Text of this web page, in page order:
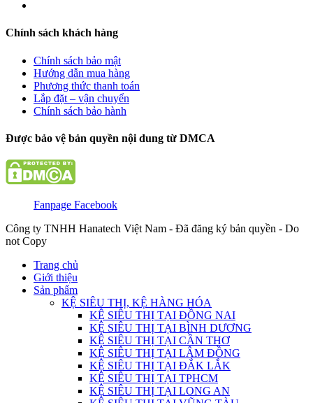
Chính sách khách hàng
Chính sách bảo mật
Hướng dẫn mua hàng
Phương thức thanh toán
Lắp đặt – vận chuyển
Chính sách bảo hành
Được bảo vệ bản quyền nội dung từ DMCA
Fanpage Facebook
Công ty TNHH Hanatech Việt Nam - Đã đăng ký bản quyền - Do
not Copy
Trang chủ
Giới thiệu
Sản phẩm
KỆ SIÊU THỊ, KỆ HÀNG HÓA
KỆ SIÊU THỊ TẠI ĐỒNG NAI
KỆ SIÊU THỊ TẠI BÌNH DƯƠNG
KỆ SIÊU THỊ TẠI CẦN THƠ
KỆ SIÊU THỊ TẠI LÂM ĐỒNG
KỆ SIÊU THỊ TẠI ĐẮK LẮK
KỆ SIÊU THỊ TẠI TPHCM
KỆ SIÊU THỊ TẠI LONG AN